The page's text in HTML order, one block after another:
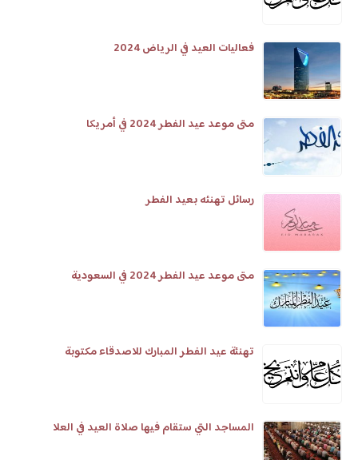
فعاليات العيد في الرياض 2024
متى موعد عيد الفطر 2024 في أمريكا
رسائل تهنئه بعيد الفطر
متى موعد عيد الفطر 2024 في السعودية
تهنئة عيد الفطر المبارك للاصدقاء مكتوبة
المساجد التي ستقام فيها صلاة العيد في العلا